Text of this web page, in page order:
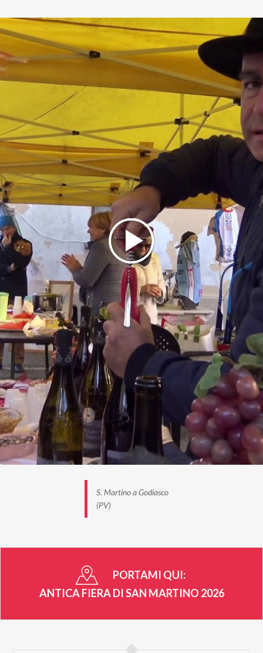
S. Martino a Godiasco
(PV)
PORTAMI QUI:
ANTICA FIERA DI SAN MARTINO 2026